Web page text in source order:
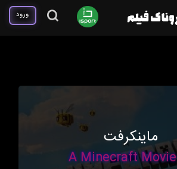
ورود
ماینکرفت
A Minecraft Movie